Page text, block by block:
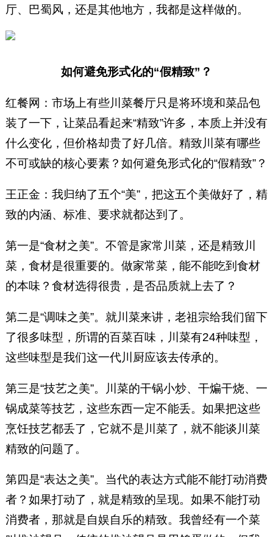
厅、巴蜀风，还是其他地方，我都是这样做的。
如何避免形式化的“假精致”？
红餐网：市场上有些川菜餐厅只是将环境和菜品包
装了一下，让菜品看起来“精致”许多，本质上并没有
什么变化，但价格却贵了好几倍。精致川菜有哪些
不可或缺的核心要素？如何避免形式化的“假精致”？
王正金：我归纳了五个“美”，把这五个美做好了，精
致的内涵、标准、要求就都达到了。
第一是“食材之美”。不管是家常川菜，还是精致川
菜，食材是很重要的。做家常菜，能不能吃到食材
的本味？食材选得很贵，是否品质就上去了？
第二是“调味之美”。就川菜来讲，老祖宗给我们留下
了很多味型，所谓的百菜百味，川菜有24种味型，
这些味型是我们这一代川厨应该去传承的。
第三是“技艺之美”。川菜的干锅小炒、干煸干烧、一
锅成菜等技艺，这些东西一定不能丢。如果把这些
烹饪技艺都丢了，它就不是川菜了，就不能谈川菜
精致的问题了。
第四是“表达之美”。当代的表达方式能不能打动消费
者？如果打动了，就是精致的呈现。如果不能打动
消费者，那就是自娱自乐的精致。我曾经有一个菜